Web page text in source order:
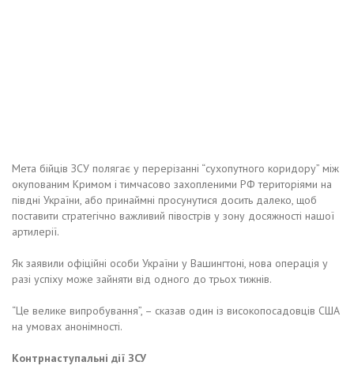
Мета бійців ЗСУ полягає у перерізанні “сухопутного коридору” між
окупованим Кримом і тимчасово захопленими РФ територіями на
півдні України, або принаймні просунутися досить далеко, щоб
поставити стратегічно важливий півострів у зону досяжності нашої
артилерії.
Як заявили офіційні особи України у Вашингтоні, нова операція у
разі успіху може зайняти від одного до трьох тижнів.
“Це велике випробування”, – сказав один із високопосадовців США
на умовах анонімності.
Контрнаступальні дії ЗСУ